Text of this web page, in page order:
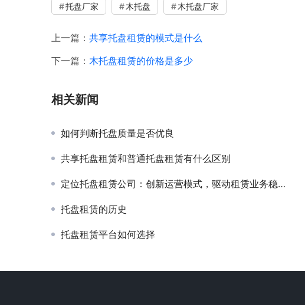
托盘厂家 木托盘 木托盘厂家
上一篇： 共享托盘租赁的模式是什么
下一篇： 木托盘租赁的价格是多少
相关新闻
如何判断托盘质量是否优良
共享托盘租赁和普通托盘租赁有什么区别
定位托盘租赁公司：创新运营模式，驱动租赁业务稳健增长
托盘租赁的历史
托盘租赁平台如何选择